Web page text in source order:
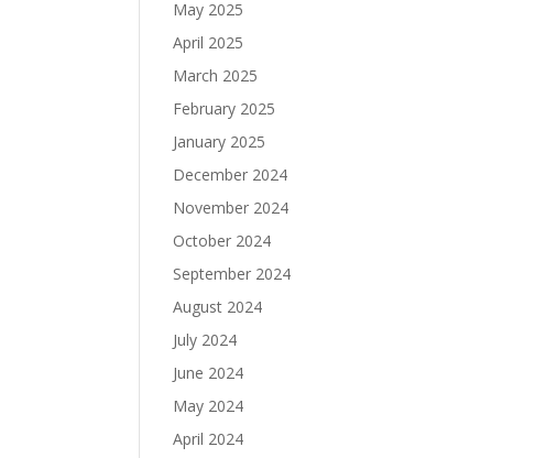
May 2025
April 2025
March 2025
February 2025
January 2025
December 2024
November 2024
October 2024
September 2024
August 2024
July 2024
June 2024
May 2024
April 2024